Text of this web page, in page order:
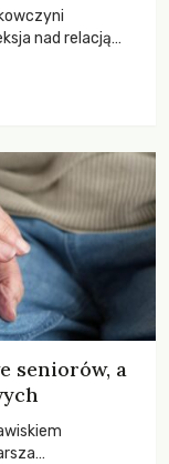
nad relacją
seniorów, a